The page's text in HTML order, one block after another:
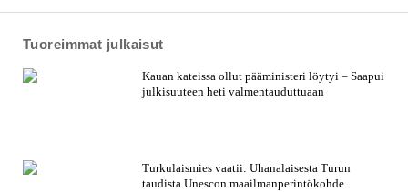
Tuoreimmat julkaisut
Kauan kateissa ollut pääministeri löytyi – Saapui
julkisuuteen heti valmentauduttuaan
Turkulaismies vaatii: Uhanalaisesta Turun
taudista Unescon maailmanperintökohde